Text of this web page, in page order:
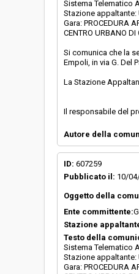
Sistema Telematico
Stazione appaltante:
Gara: PROCEDURA
CENTRO URBANO DI
Si comunica che la
Empoli, in via G. Del
La Stazione
Il responsabile del
Autore della
ID: 607259
Pubblicato il: 10/
Oggetto della
Ente committente:
Stazione
Testo della
Sistema Telematico
Stazione appaltante:
Gara: PROCEDURA